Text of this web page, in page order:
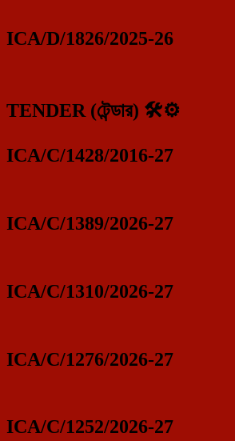
ICA/D/1826/2025-26
TENDER (টেন্ডার) 🛠️⚙️
ICA/C/1428/2016-27
ICA/C/1389/2026-27
ICA/C/1310/2026-27
ICA/C/1276/2026-27
ICA/C/1252/2026-27